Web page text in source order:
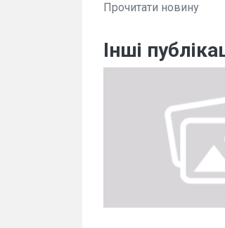
Прочитати новину
Інші